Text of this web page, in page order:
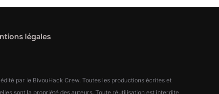
légales
par le BivouHack Crew. Toutes les productions écrites et
sont la propriété des auteurs. Toute réutilisation est interdite